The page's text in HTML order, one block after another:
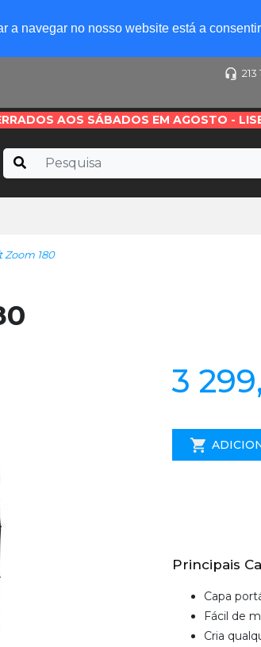
a navegar no nosso website está a
AOS SÁBADOS EM AGOSTO -
Zoom 180
3
Principais
Capa
Fácil de
Cria